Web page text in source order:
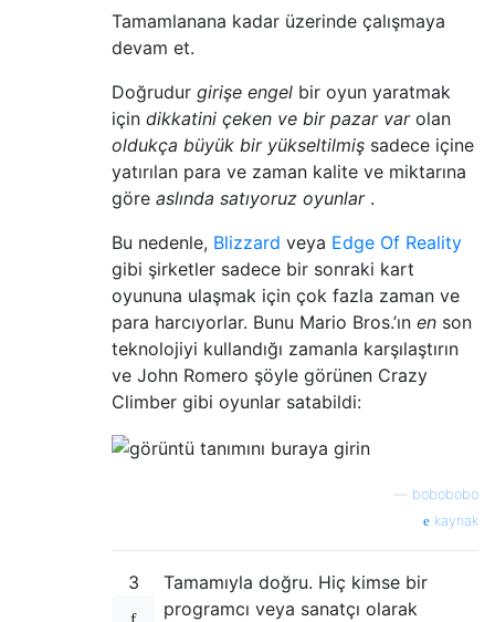
Tamamlanana kadar üzerinde çalışmaya
devam et.
Doğrudur girişe engel bir oyun yaratmak
için dikkatini çeken ve bir pazar varolan
oldukça büyük bir yükseltilmiş sadece içine
yatırılan para ve zaman kalite ve miktarına
göre aslında satıyoruz oyunlar.
Bu nedenle, Blizzard veya Edge Of Reality
gibi şirketler sadece bir sonraki kart
oyununa ulaşmak için çok fazla zaman ve
para harcıyorlar. Bunu Mario Bros.’ın en son
teknolojiyi kullandığı zamanla karşılaştırın
ve John Romero şöyle görünen Crazy
Climber gibi oyunlar satabildi:
bobobobo
kaynak
3
Tamamıyla doğru. Hiç kimse bir
programcı veya sanatçı olarak